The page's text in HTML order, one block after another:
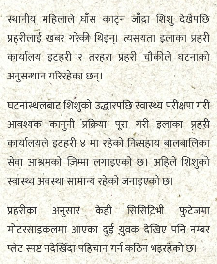
स्थानीय महिलाले घाँस काट्न जाँदा शिशु देखेपछि
प्रहरीलाई खबर गरेकी थिइन्। त्यसयता इलाका प्रहरी
कार्यालय इटहरी र तरहरा प्रहरी चौकीले घटनाको
अनुसन्धान गरिरहेका छन्।
घटनास्थलबाट शिशुको उद्धारपछि स्वास्थ्य परीक्षण गरी
आवश्यक कानुनी प्रक्रिया पूरा गरी इलाका प्रहरी
कार्यालयले इटहरी ४ मा रहेको निःसहाय बालबालिका
सेवा आश्रमको जिम्मा लगाइएको छ। अहिले शिशुको
स्वास्थ्य अवस्था सामान्य रहेको जनाइएको छ।
प्रहरीका अनुसार केही सिसिटिभी फुटेजमा
मोटरसाइकलमा आएका दुई युवक देखिए पनि नम्बर
प्लेट स्पष्ट नदेखिँदा पहिचान गर्न कठिन भइरहेको छ।